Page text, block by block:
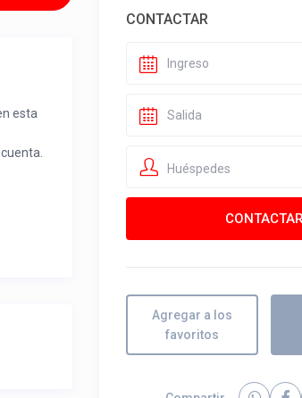
esta
CONTACTAR
Huéspedes
Agregar a los
favoritos